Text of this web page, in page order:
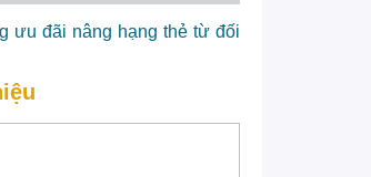
ưu đãi nâng hạng thẻ từ đối